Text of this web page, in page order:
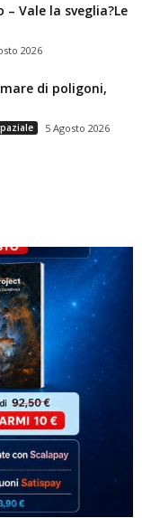
Vale la sveglia?Le
2026
di poligoni,
5 Agosto 2026